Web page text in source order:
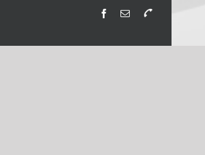
Facebook
EmailTelefono